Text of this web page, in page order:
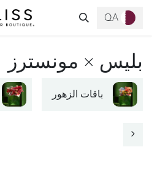
QA
بليس × مونسترز
باقات الزهور